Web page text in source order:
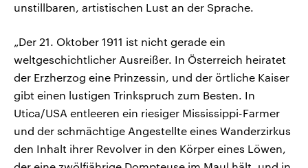
unstillbaren, artistischen Lust an der Sprache.
„Der 21. Oktober 1911 ist nicht gerade ein
weltgeschichtlicher Ausreißer. In Österreich heiratet
der Erzherzog eine Prinzessin, und der örtliche Kaiser
gibt einen lustigen Trinkspruch zum Besten. In
Utica/USA entleeren ein riesiger Mississippi-Farmer
und der schmächtige Angestellte eines Wanderzirkus
den Inhalt ihrer Revolver in den Körper eines Löwen,